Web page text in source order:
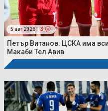
5 авг 2026 | 3
Петър Витанов: ЦСКА има
Макаби Тел Авив